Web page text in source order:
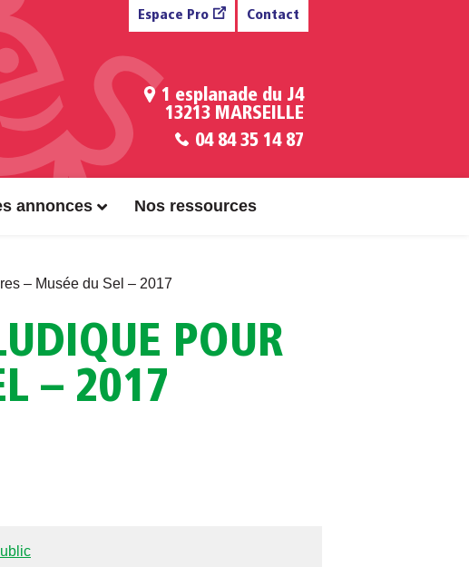
Espace Pro Contact
1 esplanade du J4
13213 MARSEILLE
04 84 35 14 87
annonces Nos ressources
– Musée du Sel – 2017
POUR
– 2017